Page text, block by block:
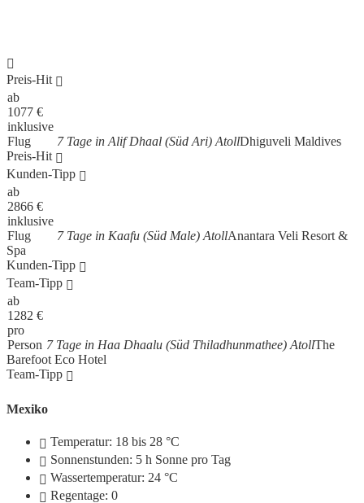
Preis-Hit
ab
1077 €
inklusive
Flug
7 Tage in Alif Dhaal (Süd Ari) AtollDhiguveli Maldives
Preis-Hit
Kunden-Tipp
ab
2866 €
inklusive
Flug
7 Tage in Kaafu (Süd Male) AtollAnantara Veli Resort &
Spa
Kunden-Tipp
Team-Tipp
ab
1282 €
pro
Person 7 Tage in Haa Dhaalu (Süd Thiladhunmathee) AtollThe
Barefoot Eco Hotel
Team-Tipp
Mexiko
Temperatur: 18 bis 28 °C
Sonnenstunden: 5 h Sonne pro Tag
Wassertemperatur: 24 °C
Regentage: 0